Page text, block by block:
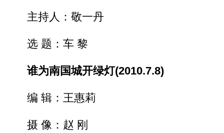
主持人：敬一丹
选 题：车 黎
谁为南国城开绿灯(2010.7.8)
编 辑：王惠莉
摄 像：赵 刚